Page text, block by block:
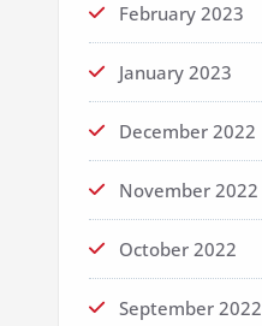
February 2023
January 2023
December 2022
November 2022
October 2022
September 2022